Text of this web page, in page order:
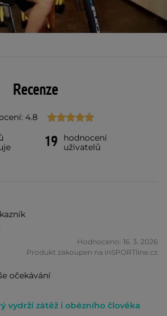
Recenze
4.8
19
hodnocení
uživatelů
Hodnoceno: 16. 3. 2026
Produkt zakoupen na inSPORTline.cz
očekávání
vydrží zátěž i obézního člověka